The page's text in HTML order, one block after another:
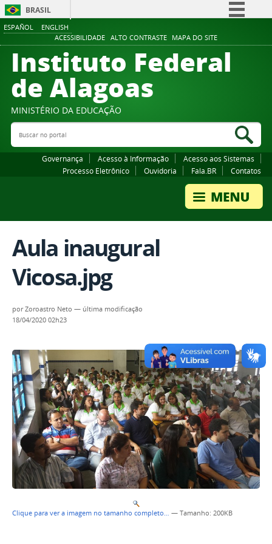
ESPAÑOL ENGLISH
ACESSIBILIDADE ALTO CONTRASTE MAPA DO SITE
BRASIL
Comunica BR
Participe
Canais
Instituto Federal
de Alagoas
MINISTÉRIO DA EDUCAÇÃO
Buscar no portal
Governança Acesso à Informação
Acesso aos Sistemas
Processo Eletrônico
Ouvidoria Fala.BR Contatos
Aula inaugural
Vicosa.jpg
porZoroastro Neto — última modificação
18/04/2020 02h23
Clique para ver a imagem no tamanho completo… — Tamanho: 200KB